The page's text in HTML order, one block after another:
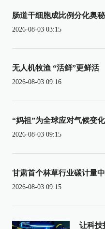
肠道干细胞成比例分化奥
2026-08-03 03:15
无人机牧渔 “活鲜”更鲜活
2026-08-03 09:16
“妈祖”为全球应对气候变
2026-08-03 09:15
甘肃首个林草行业碳计量
2026-08-03 09:15
让科技